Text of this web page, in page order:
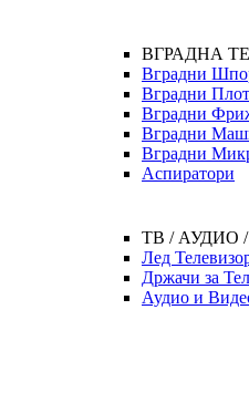
ВГРАДНА
Вградни
Вградни
Вградни
Вградни
Вградни
Аспиратори
ТВ / АУДИО
Лед
Држачи за
Аудио и